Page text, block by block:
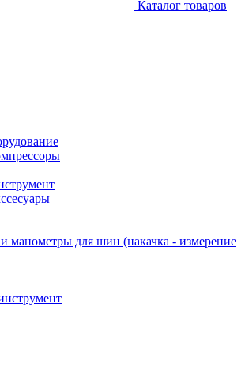
Каталог товаров
манометры для шин (накачка - измерение